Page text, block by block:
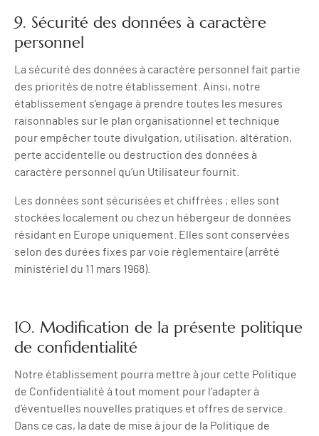
9. Sécurité des données à caractère
personnel
La sécurité des données à caractère personnel fait partie
des priorités de notre établissement. Ainsi, notre
établissement s’engage à prendre toutes les mesures
raisonnables sur le plan organisationnel et technique
pour empêcher toute divulgation, utilisation, altération,
perte accidentelle ou destruction des données à
caractère personnel qu’un Utilisateur fournit.
Les données sont sécurisées et chiffrées ; elles sont
stockées localement ou chez un hébergeur de données
résidant en Europe uniquement. Elles sont conservées
selon des durées fixes par voie règlementaire (arrêté
ministériel du 11 mars 1968).
10. Modification de la présente politique
de confidentialité
Notre établissement pourra mettre à jour cette Politique
de Confidentialité à tout moment pour l’adapter à
d’éventuelles nouvelles pratiques et offres de service.
Dans ce cas, la date de mise à jour de la Politique de